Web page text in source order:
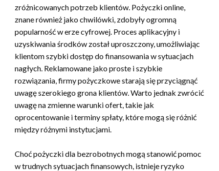
zróżnicowanych potrzeb klientów. Pożyczki online,
znane również jako chwilówki, zdobyły ogromną
popularność w erze cyfrowej. Proces aplikacyjny i
uzyskiwania środków został uproszczony, umożliwiając
klientom szybki dostęp do finansowania w sytuacjach
nagłych. Reklamowane jako proste i szybkie
rozwiązania, firmy pożyczkowe starają się przyciągnąć
uwagę szerokiego grona klientów. Warto jednak zwrócić
uwagę na zmienne warunki ofert, takie jak
oprocentowanie i terminy spłaty, które mogą się różnić
między różnymi instytucjami.
Choć pożyczki dla bezrobotnych mogą stanowić pomoc
w trudnych sytuacjach finansowych, istnieje ryzyko